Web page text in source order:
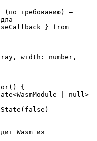
(по требованию) —
} from
{